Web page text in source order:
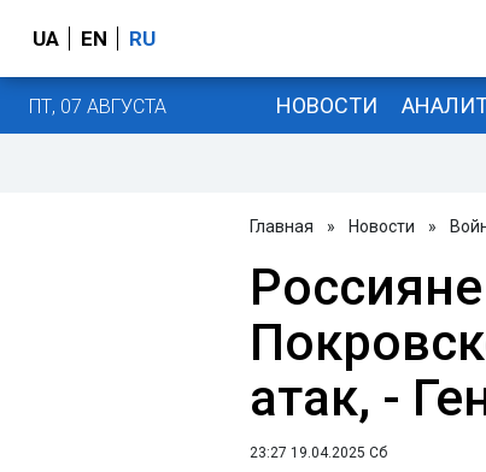
UA EN RU
ПТ, 07 АВГУСТА НОВОСТИ
Главная » Новости »
атак, -
23:27 19.04.2025 Сб